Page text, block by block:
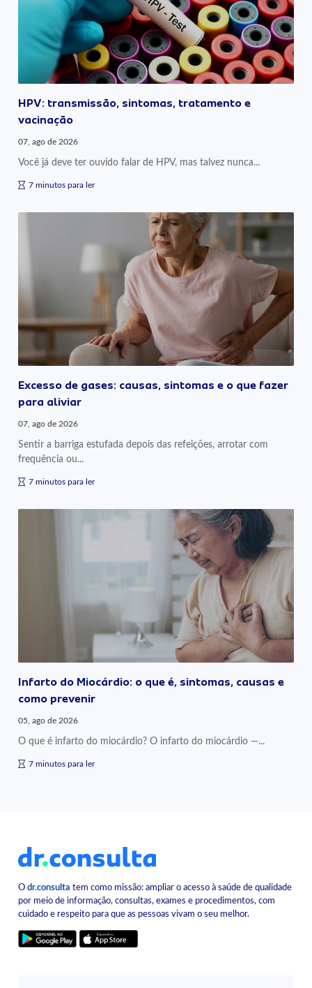
HPV: transmissão, sintomas, tratamento e
vacinação
07, ago de 2026
Você já deve ter ouvido falar de HPV, mas talvez nunca...
7 minutos para ler
Excesso de gases: causas, sintomas e o que fazer
para aliviar
07, ago de 2026
Sentir a barriga estufada depois das refeições, arrotar com
frequência ou...
7 minutos para ler
Infarto do Miocárdio: o que é, sintomas, causas e
como prevenir
05, ago de 2026
O que é infarto do miocárdio? O infarto do miocárdio —...
7 minutos para ler
Odr.consulta tem como missão: ampliar o acesso à saúde de qualidade
por meio de informação, consultas, exames e procedimentos, com
cuidado e respeito para que as pessoas vivam o seu melhor.